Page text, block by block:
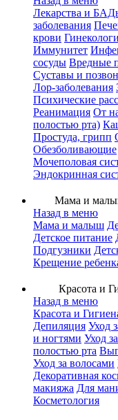
Лекарства и
заболевания
крови
Иммунитет
сосуды Вредные
Суставы и
Лор-заболевания
Психические
Реанимация От
полостью рта)
Простуда, грипп
Обезболивающие
Мочеполовая
Эндокринная
Мама и
Назад в меню
Мама и малыш
Детское питание
Подгузники
Крещение
Красота и
Назад в меню
Красота и
Депиляция Уход
и ногтями Уход
полостью рта
Уход за волосами
Декоративная
макияжа Для
Косметология